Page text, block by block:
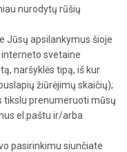
nurodytų rūšių
Jūsų apsilankymus šioje
svetaine
naršyklės tipą, iš kur
žiūrėjimų skaičių);
tikslu prenumeruoti mūsų
el.paštu ir/arba
pasirinkimu siunčiate